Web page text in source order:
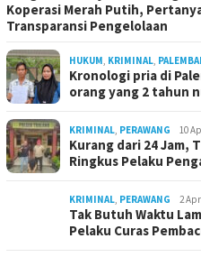
Koperasi Merah Putih,
Transparansi Pengelolaan
HUKUM, KRIMINAL,
Kronologi pria di
orang yang 2 tahun
KRIMINAL, PERAWANG 10
Kurang dari 24 Jam,
Ringkus Pelaku
KRIMINAL, PERAWANG 2
Tak Butuh Waktu
Pelaku Curas